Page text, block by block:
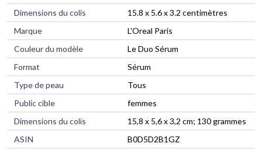
Dimensions du colis
‎15.8 x 5.6 x 3.2 centimètres
Marque
‎L'Oreal Paris
Couleur du modèle
‎Le Duo Sérum
Format
‎Sérum
Type de peau
‎Tous
Public cible
‎femmes
Dimensions du colis
‎15,8 x 5,6 x 3,2 cm; 130 grammes
ASIN
‎B0D5D2B1GZ